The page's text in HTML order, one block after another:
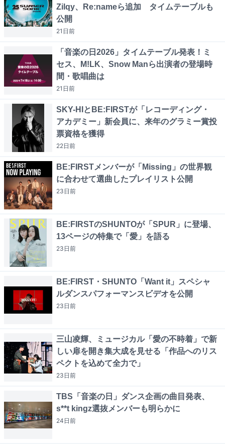
Zilqy、Re:nameら追加 タイムテーブルも
公開
21日前
「音楽の日2026」タイムテーブル発表！ミ
セス、M!LK、Snow Manら出演者の登場時
間・歌唱曲は
21日前
SKY-HIとBE:FIRSTが「レコーディング・
アカデミー」新会員に、来年のグラミー賞投
票資格を獲得
22日前
BE:FIRSTメンバーが「Missing」の世界観
に合わせて選曲したプレイリスト公開
23日前
BE:FIRSTのSHUNTOが「SPUR」に登場、
13ページの特集で「愛」を語る
23日前
BE:FIRST・SHUNTO「Want it」スペシャ
ルダンスパフォーマンスビデオを公開
23日前
三山凌輝、ミュージカル「愛の不時着」で新
しい扉を開き集大成を見せる「作品へのリス
ペクトを込めて全力で」
23日前
TBS「音楽の日」ダンス企画の曲目発表、
s**t kingz選抜メンバーも明らかに
24日前